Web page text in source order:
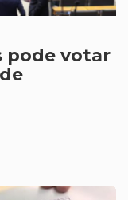
pode votar